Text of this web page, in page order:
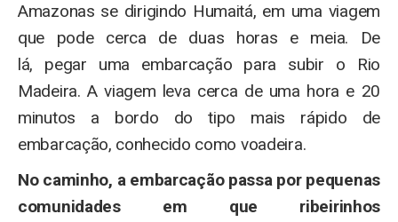
Amazonas se dirigindo Humaitá, em uma viagem
que pode cerca de duas horas e meia. De
lá, pegar uma embarcação para subir o Rio
Madeira. A viagem leva cerca de uma hora e 20
minutos a bordo do tipo mais rápido de
embarcação, conhecido como voadeira.
No caminho, a embarcação passa por pequenas
comunidades em que ribeirinhos